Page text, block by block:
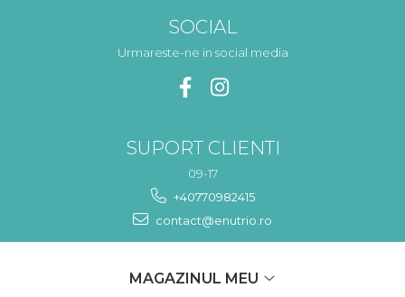
SOCIAL
Urmareste-ne in social media
SUPORT CLIENTI
09-17
+40770982415
contact@enutrio.ro
MAGAZINUL MEU